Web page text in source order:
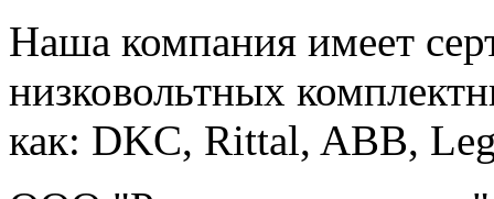
Наша компания имеет
низковольтных
как: DKC, Rittal, ABB,